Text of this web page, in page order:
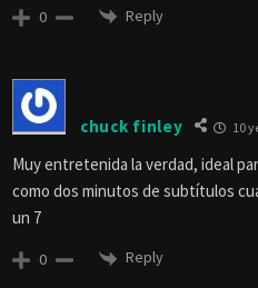
0 Reply
chuck finley 10
Muy entretenida la verdad, ideal
como dos minutos de subtítulos
un 7
0 Reply